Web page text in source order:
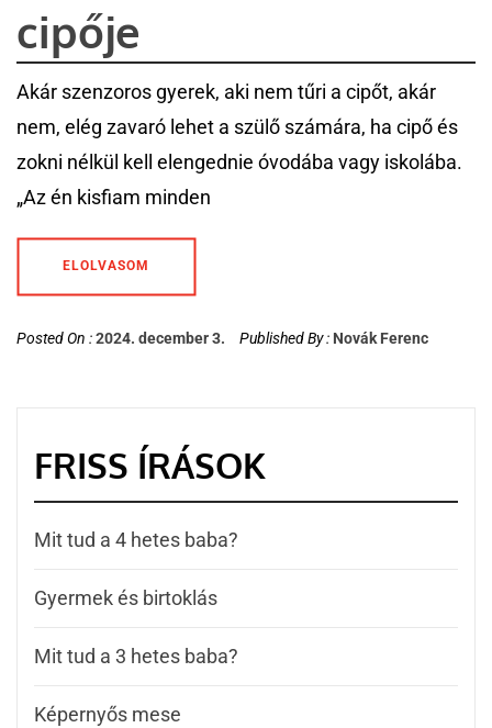
cipője
Akár szenzoros gyerek, aki nem tűri a cipőt, akár
nem, elég zavaró lehet a szülő számára, ha cipő és
zokni nélkül kell elengednie óvodába vagy iskolába.
„Az én kisfiam minden
ELOLVASOM
Posted On :2024. december 3. Published By : Novák Ferenc
FRISS ÍRÁSOK
Mit tud a 4 hetes baba?
Gyermek és birtoklás
Mit tud a 3 hetes baba?
Képernyős mese